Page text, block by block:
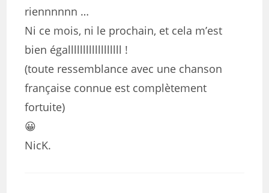
riennnnnn …
Ni ce mois, ni le prochain, et cela m’est
bien égallllllllllllllllll !
(toute ressemblance avec une chanson
française connue est complètement
fortuite)
😀
NicK.